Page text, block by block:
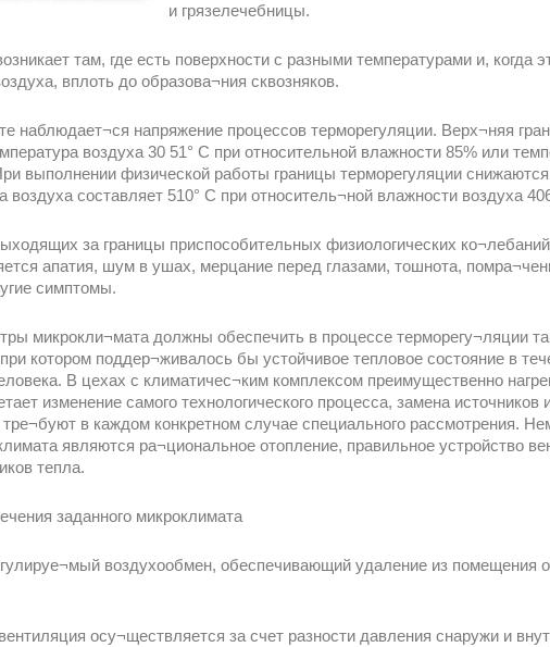
и грязелечебницы.
там, где есть поверхности с разными температурами и, когда
вплоть до образова¬ния сквозняков.
наблюдает¬ся напряжение процессов терморегуляции. Верх¬няя
воздуха 30 51° С при относительной влажности 85% или
выполнении физической работы границы терморегуляции
воздуха составляет 510° С при относитель¬ной влажности воздуха
за границы приспособительных физиологических
апатия, шум в ушах, мерцание перед глазами, тошнота,
симптомы.
микрокли¬мата должны обеспечить в процессе терморегу¬ляции
котором поддер¬живалось бы устойчивое тепловое состояние в
В цехах с климатичес¬ким комплексом преимущественно
изменение самого технологического процесса, замена
в каждом конкретном случае специального рассмотрения.
являются ра¬циональное отопление, правильное устройство
тепла.
заданного микроклимата
воздухообмен, обеспечивающий удаление из помещения
осу¬ществляется за счет разности давления снаружи и